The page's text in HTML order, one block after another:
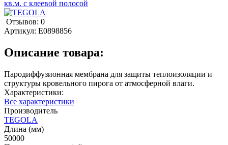
Отзывов: 0
Артикул: E0898856
Описание товара:
Пародиффузионная мембрана для защиты теплоизоляции и
структуры кровельного пирога от атмосферной влаги.
Характеристики:
Все характеристики
Производитель
TEGOLA
Длина (мм)
50000